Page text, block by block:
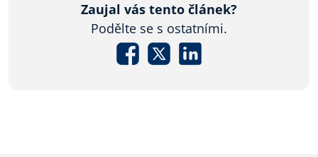
Zaujal vás tento článek?
Podělte se s ostatními.